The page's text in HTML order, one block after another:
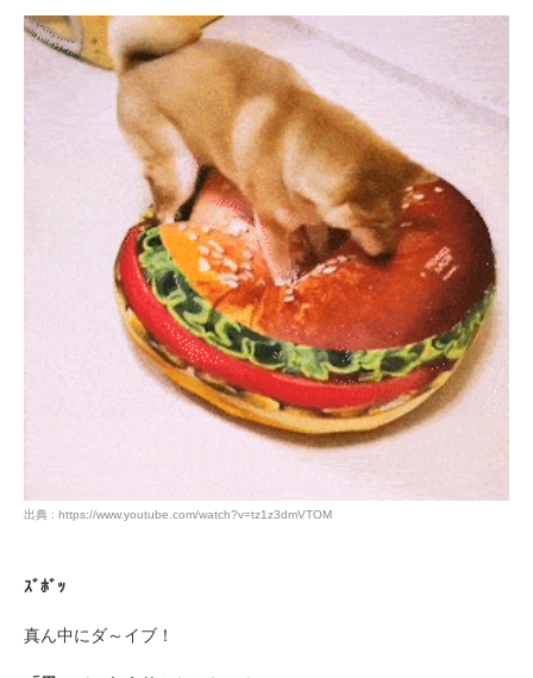
出典 : https://www.youtube.com/watch?v=tz1z3dmVTOM
ｽﾞﾎﾞｯ
真ん中にダ～イブ！